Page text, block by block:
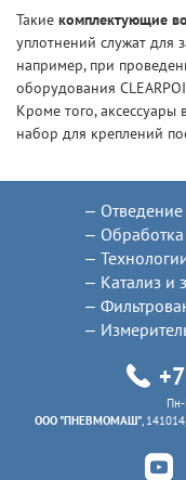
Такие комплектующие
уплотнений служат для
например, при
оборудования
Кроме того,
набор для креплений
Катализ и
ООО "ПНЕВМОМАШ" ,